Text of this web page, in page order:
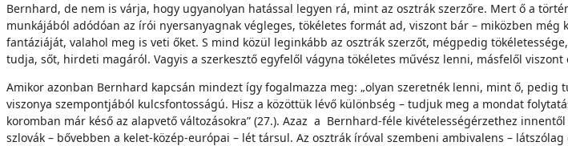
Bernhard, de nem is várja, hogy ugyanolyan hatással legyen rá, mint az osztrák szerzőre. Mert ő a
munkájából adódóan az írói nyersanyagnak végleges, tökéletes formát ad, viszont bár – miközben
fantáziáját, valahol meg is veti őket. S mind közül leginkább az osztrák szerzőt, mégpedig
tudja, sőt, hirdeti magáról. Vagyis a szerkesztő egyfelől vágyna tökéletes művész lenni, másfelől
Amikor azonban Bernhard kapcsán mindezt így fogalmazza meg: „olyan szeretnék lenni, mint ő, pedig
viszonya szempontjából kulcsfontosságú. Hisz a közöttük lévő különbség – tudjuk meg a mondat
koromban már késő az alapvető változásokra” (27.). Azaz a Bernhard-féle kivételességérzethez
szlovák – bővebben a kelet-közép-európai – lét társul. Az osztrák íróval szembeni ambivalens –